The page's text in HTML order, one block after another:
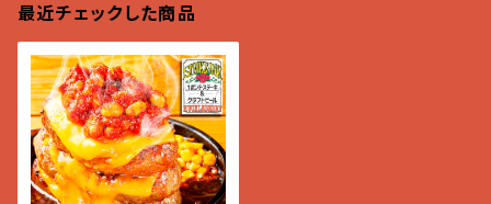
最近チェックした商品